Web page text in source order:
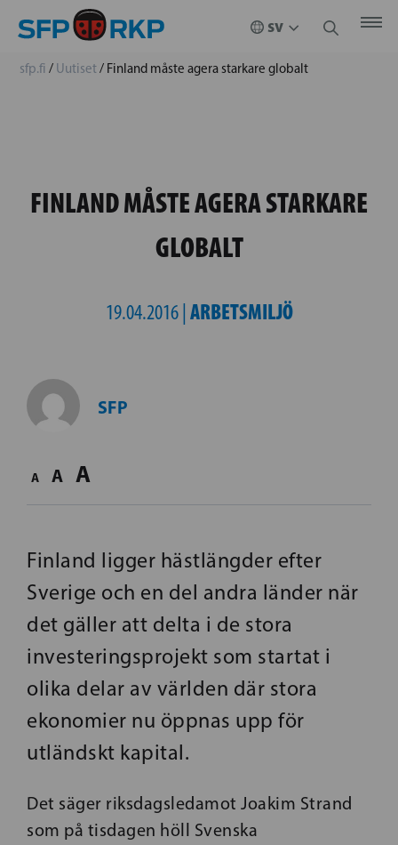
sfp.fi / Uutiset/ Finland måste agera starkare globalt
FINLAND MÅSTE AGERA STARKARE
GLOBALT
19.04.2016 | ARBETSMILJÖ
SFP
A A A
Finland ligger hästlängder efter
Sverige och en del andra länder när
det gäller att delta i de stora
investeringsprojekt som startat i
olika delar av världen där stora
ekonomier nu öppnas upp för
utländskt kapital.
Det säger riksdagsledamot Joakim Strand
som på tisdagen höll Svenska